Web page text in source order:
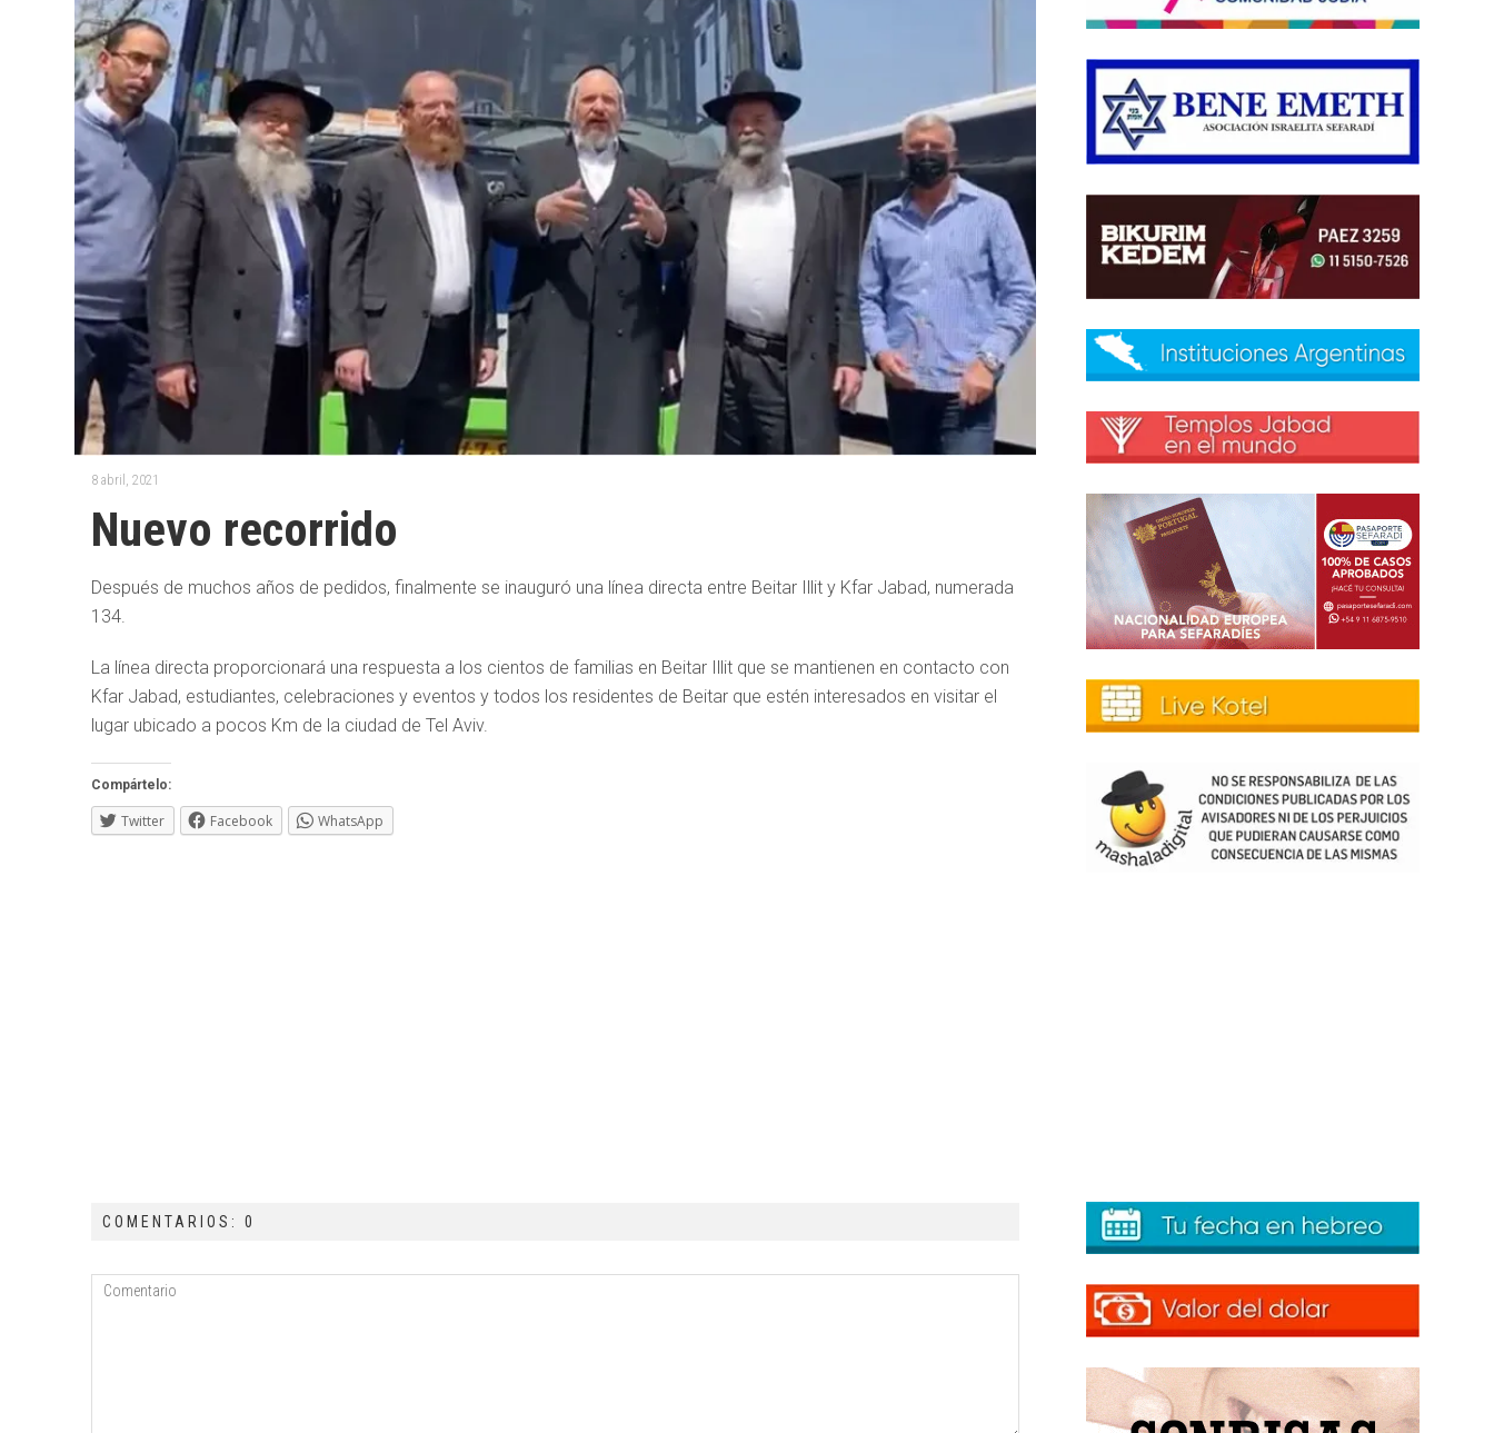
8 abril, 2021
Nuevo recorrido
Después de muchos años de pedidos, finalmente se inauguró una línea directa entre Beitar Illit y Kfar Jabad, numerada
134.
La línea directa proporcionará una respuesta a los cientos de familias en Beitar Illit que se mantienen en contacto con
Kfar Jabad, estudiantes, celebraciones y eventos y todos los residentes de Beitar que estén interesados ​​en visitar el
lugar ubicado a pocos Km de la ciudad de Tel Aviv.
Compártelo:
Twitter Facebook WhatsApp
COMENTARIOS: 0